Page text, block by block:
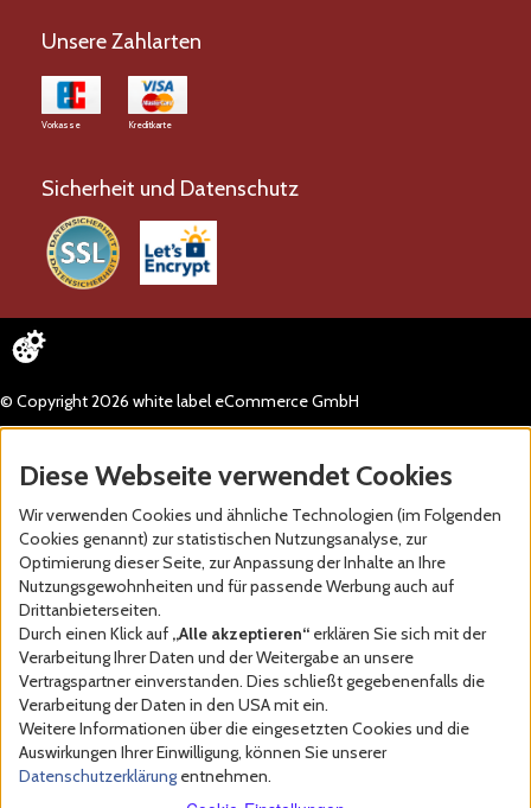
Unsere Zahlarten
Vorkasse Kreditkarte
Sicherheit und Datenschutz
© Copyright 2026 white label eCommerce GmbH
Diese Webseite verwendet Cookies
Wir verwenden Cookies und ähnliche Technologien (im Folgenden
Cookies genannt) zur statistischen Nutzungsanalyse, zur
Optimierung dieser Seite, zur Anpassung der Inhalte an Ihre
Nutzungsgewohnheiten und für passende Werbung auch auf
Drittanbieterseiten.
Durch einen Klick auf „Alle akzeptieren“ erklären Sie sich mit der
Verarbeitung Ihrer Daten und der Weitergabe an unsere
Vertragspartner einverstanden. Dies schließt gegebenenfalls die
Verarbeitung der Daten in den USA mit ein.
Weitere Informationen über die eingesetzten Cookies und die
Auswirkungen Ihrer Einwilligung, können Sie unserer
Datenschutzerklärung entnehmen.